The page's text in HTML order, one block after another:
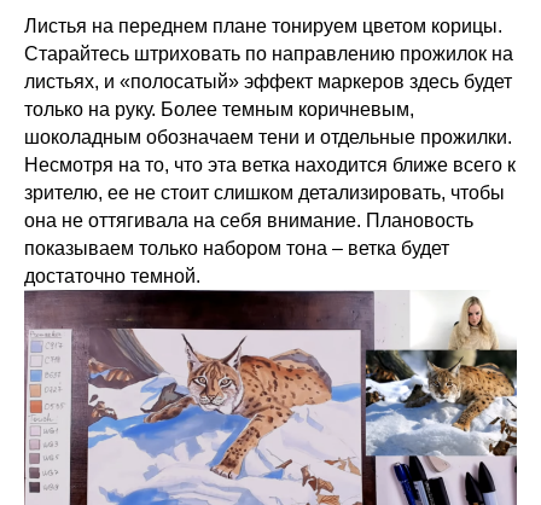
Листья на переднем плане тонируем цветом корицы.
Старайтесь штриховать по направлению прожилок на
листьях, и «полосатый» эффект маркеров здесь будет
только на руку. Более темным коричневым,
шоколадным обозначаем тени и отдельные прожилки.
Несмотря на то, что эта ветка находится ближе всего к
зрителю, ее не стоит слишком детализировать, чтобы
она не оттягивала на себя внимание. Плановость
показываем только набором тона – ветка будет
достаточно темной.